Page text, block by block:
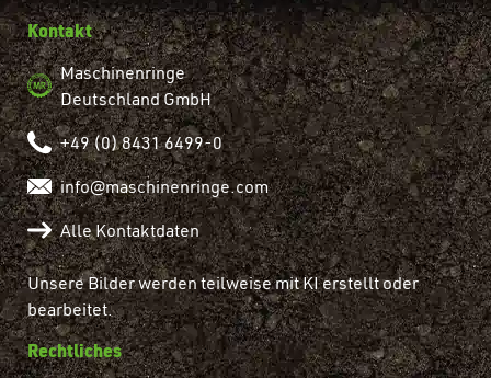
Kontakt
Maschinenringe
Deutschland GmbH
+49 (0) 8431 6499-0
info@maschinenringe.com
Alle Kontaktdaten
Unsere Bilder werden teilweise mit KI erstellt oder
bearbeitet.
Rechtliches